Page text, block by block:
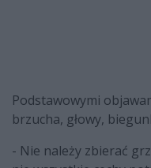
Podstawowymi
brzucha, głowy,
- Nie należy zbierać